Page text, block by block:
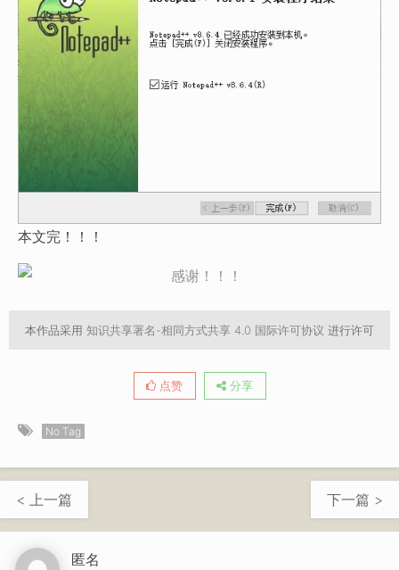
本文完！！！
本作品采用 知识共享署名-相同方式共享 4.0 国际许可协议 进行许可
点赞 分享
No Tag
< 上一篇 下一篇 >
匿名